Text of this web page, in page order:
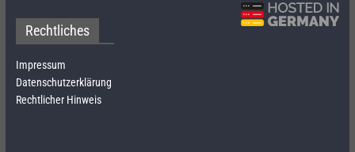
Rechtliches
Impressum
Datenschutzerklärung
Rechtlicher Hinweis